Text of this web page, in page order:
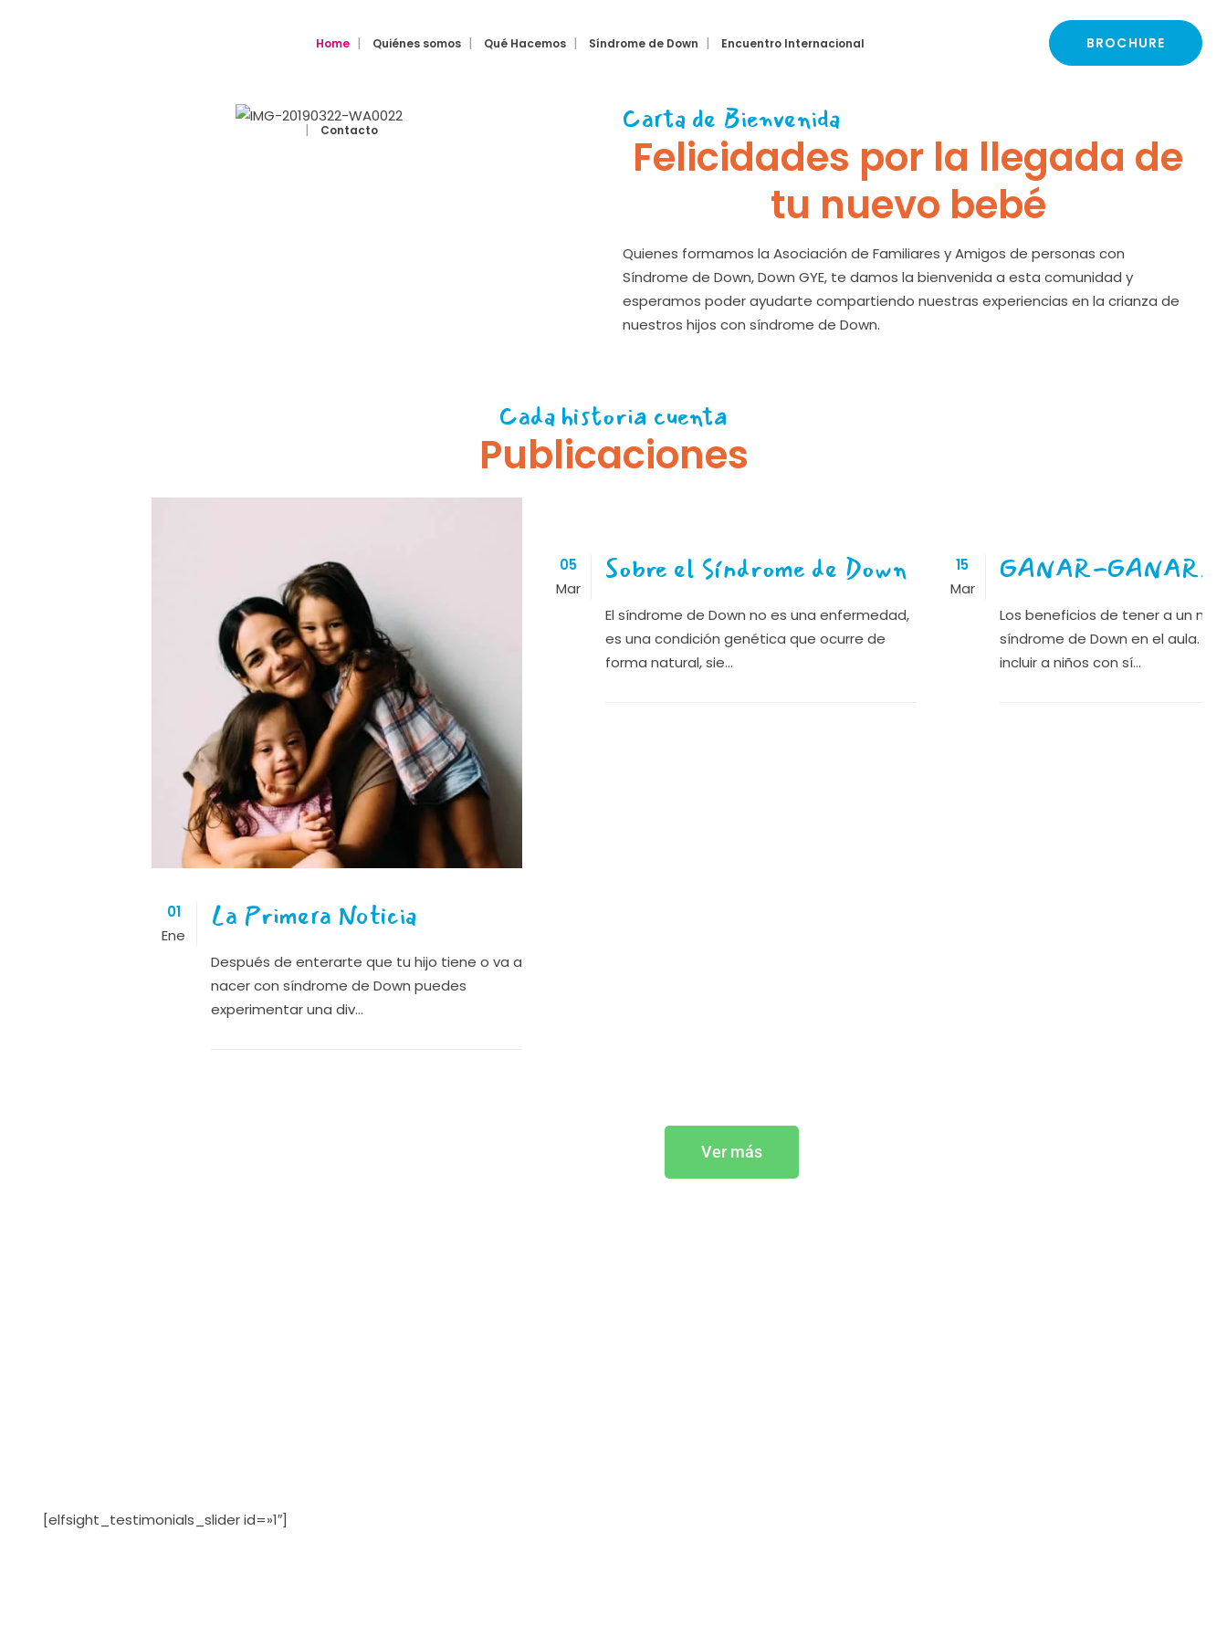
BROCHURE
Home Quiénes somos Qué Hacemos Síndrome de Down Encuentro Internacional
Contacto Carta de Bienvenida
Felicidades por la llegada de
tu nuevo bebé
Quienes formamos la Asociación de Familiares y Amigos de personas con
Síndrome de Down, Down GYE, te damos la bienvenida a esta comunidad y
esperamos poder ayudarte compartiendo nuestras experiencias en la crianza de
nuestros hijos con síndrome de Down.
Cada historia cuenta
Publicaciones
01
Ene
La Primera Noticia
Después de enterarte que tu hijo tiene o va a
nacer con síndrome de Down puedes
experimentar una div...
05
Mar
Sobre el Síndrome de Down
El síndrome de Down no es una enfermedad,
es una condición genética que ocurre de
forma natural, sie...
15
Mar
GANAR-GANAR.
Los beneficios de tener a un
síndrome de Down en el aula. La
incluir a niños con sí...
Ver más
[elfsight_testimonials_slider id=»1″]